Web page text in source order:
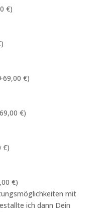
€)
€)
€)
€)
€)
mit
ich dann Dein